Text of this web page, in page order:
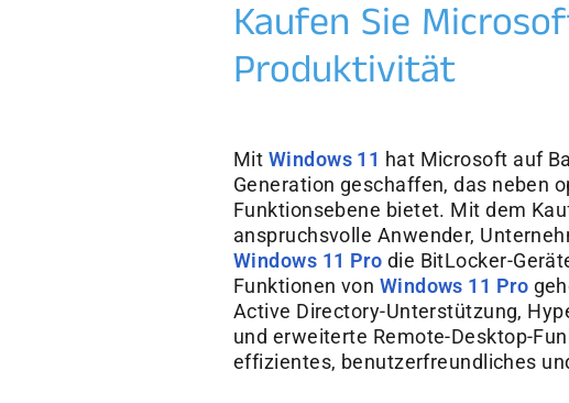
Kaufen Sie
Produktivität
Mit Windows 11 hat Microsoft auf
Generation geschaffen, das neben
Funktionsebene bietet. Mit dem
anspruchsvolle Anwender,
Windows 11 Pro die BitLocker-
Funktionen von Windows 11 Pro
Active Directory-Unterstützung,
und erweiterte Remote-Desktop-
effizientes, benutzerfreundliches